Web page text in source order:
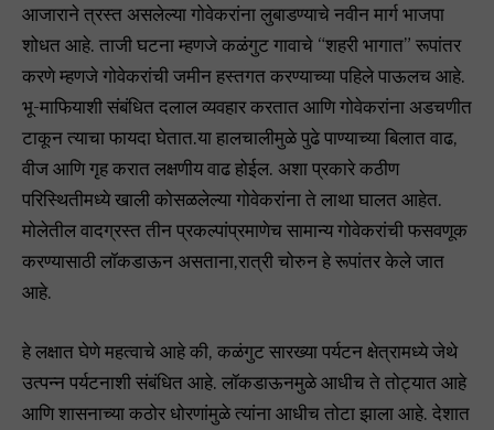
आजाराने त्रस्त असलेल्या गोवेकरांना लुबाडण्याचे नवीन मार्ग भाजपा
शोधत आहे. ताजी घटना म्हणजे कळंगुट गावाचे “शहरी भागात” रूपांतर
करणे म्हणजे गोवेकरांची जमीन हस्तगत करण्याच्या पहिले पाऊलच आहे.
भू-माफियाशी संबंधित दलाल व्यवहार करतात आणि गोवेकरांना अडचणीत
टाकून त्याचा फायदा घेतात.या हालचालीमुळे पुढे पाण्याच्या बिलात वाढ,
वीज आणि गृह करात लक्षणीय वाढ होईल. अशा प्रकारे कठीण
परिस्थितीमध्ये खाली कोसळलेल्या गोवेकरांना ते लाथा घालत आहेत.
मोलेतील वादग्रस्त तीन प्रकल्पांप्रमाणेच सामान्य गोवेकरांची फसवणूक
करण्यासाठी लॉकडाऊन असताना,रात्री चोरुन हे रूपांतर केले जात
आहे.
हे लक्षात घेणे महत्वाचे आहे की, कळंगुट सारख्या पर्यटन क्षेत्रामध्ये जेथे
उत्पन्न पर्यटनाशी संबंधित आहे. लॉकडाऊनमुळे आधीच ते तोट्यात आहे
आणि शासनाच्या कठोर धोरणांमुळे त्यांना आधीच तोटा झाला आहे. देशात